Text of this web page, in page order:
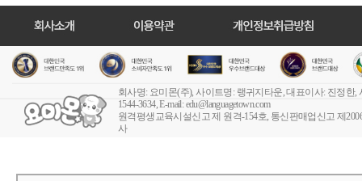
회사명: 요미몬(주), 사이트명: 랭귀지타운, 대표이사: 진정한,
1544-3634, E-mail:edu@languagetown.com
원격평생교육시설신고 제 원격-154호, 통신판매업신고 제
사